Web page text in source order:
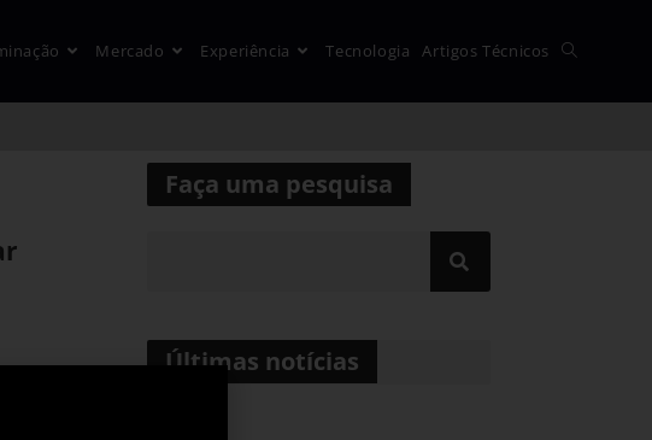
Mercado Experiência Tecnologia Artigos Técnicos
Faça uma pesquisa
Últimas notícias